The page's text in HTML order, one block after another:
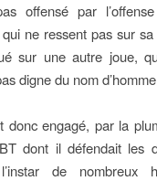
offensé par
ne ressent pas sur
sur une autre joue,
digne du nom
donc engagé, par la
dont il défendait les
de nombreux